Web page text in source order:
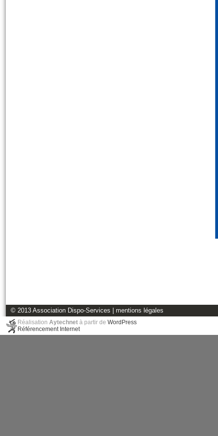
© 2013 Association Dispo-Services | mentions légales
Réalisation Aytechnet à partir de WordPress
Référencement Internet